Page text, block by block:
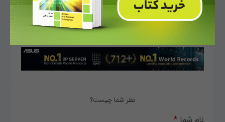
به اشتراک گذاری مطلب:
Telegram
Print HTML
نظر شما چیست؟